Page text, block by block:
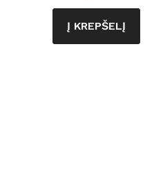
Į KREPŠELĮ